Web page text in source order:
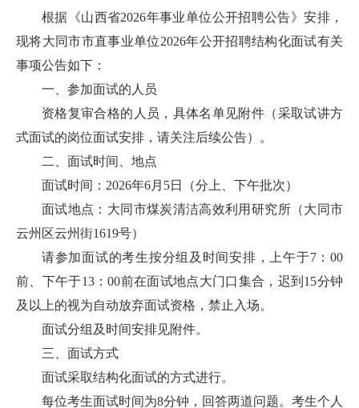
根据《山西省2026年事业单位公开招聘公告》安排，
现将大同市市直事业单位2026年公开招聘结构化面试有关
事项公告如下：
一、参加面试的人员
资格复审合格的人员，具体名单见附件（采取试讲方
式面试的岗位面试安排，请关注后续公告）。
二、面试时间、地点
面试时间：2026年6月5日（分上、下午批次）
面试地点：大同市煤炭清洁高效利用研究所（大同市
云州区云州街1619号）
请参加面试的考生按分组及时间安排，上午于7：00
前、下午于13：00前在面试地点大门口集合，迟到15分钟
及以上的视为自动放弃面试资格，禁止入场。
面试分组及时间安排见附件。
三、面试方式
面试采取结构化面试的方式进行。
每位考生面试时间为8分钟，回答两道问题。考生个人